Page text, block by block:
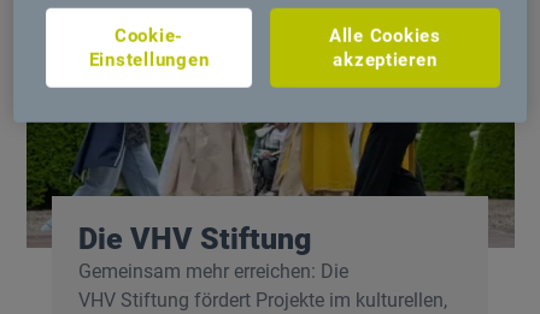
Die VHV Stiftung
Gemeinsam mehr erreichen: Die
VHV Stiftung fördert Projekte im kulturellen,
Alle Cookies
akzeptieren
Cookie-
Einstellungen